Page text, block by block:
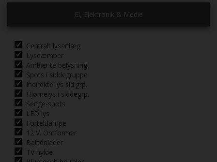
El, Elektronik & Medie
Centralt lysanlæg
Lysdæmper
Ambiente belysning
Spots i siddegruppe
Indirekte lys sid.grp.
Hjørnelys i siddegrp.
Senge-spots
LED lys
Forteltlampe
12 V. Omformer
Batterilader
TV hylde